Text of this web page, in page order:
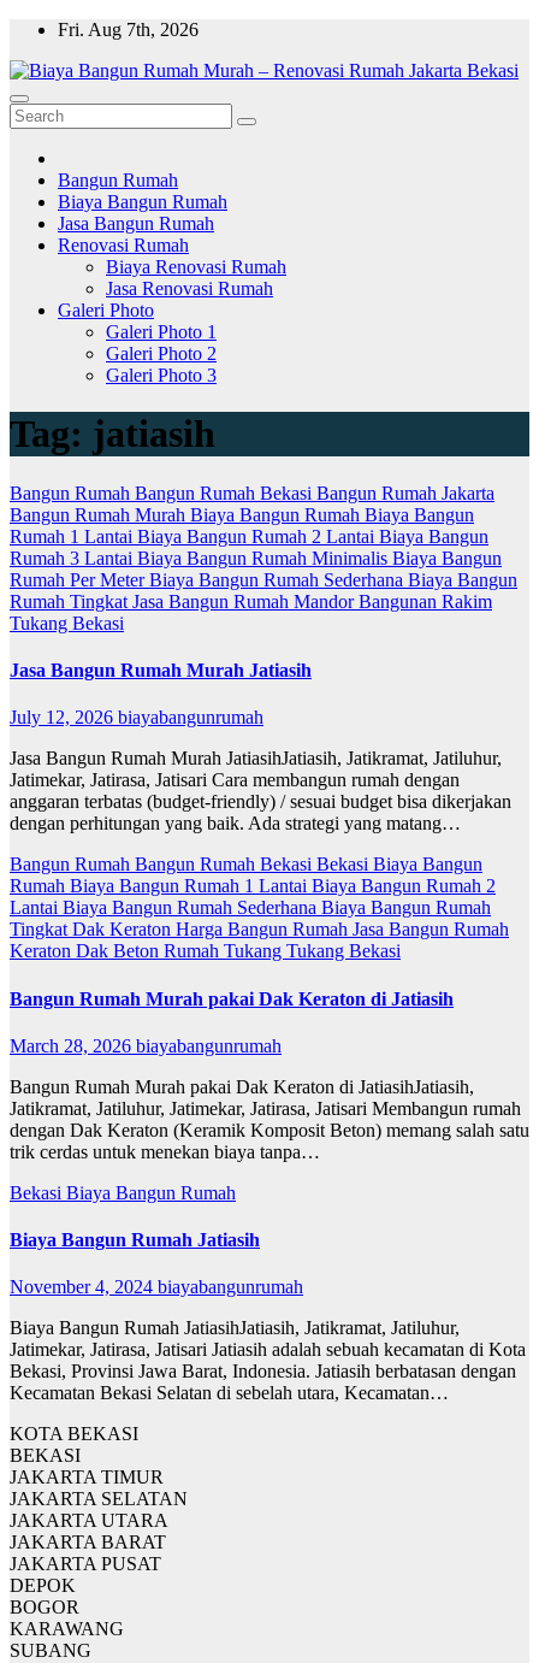
Skip
content
Fri. Aug 7th, 2026
Bangun Rumah
Biaya Bangun Rumah
Jasa Bangun Rumah
Renovasi Rumah
Biaya Renovasi Rumah
Jasa Renovasi Rumah
Galeri Photo
Galeri Photo 1
Galeri Photo 2
Galeri Photo 3
Tag: jatiasih
Bangun Rumah Bangun Rumah Bekasi Bangun Rumah Jakarta
Bangun Rumah Murah Biaya Bangun Rumah Biaya Bangun
Rumah 1 Lantai Biaya Bangun Rumah 2 Lantai Biaya Bangun
Rumah 3 Lantai Biaya Bangun Rumah Minimalis Biaya Bangun
Rumah Per MeterBiaya Bangun Rumah Sederhana Biaya Bangun
Rumah Tingkat Jasa Bangun Rumah Mandor Bangunan Rakim
Tukang Bekasi
Jasa Bangun Rumah Murah Jatiasih
July 12, 2026 biayabangunrumah
Jasa Bangun Rumah Murah JatiasihJatiasih, Jatikramat, Jatiluhur,
Jatimekar, Jatirasa, Jatisari Cara membangun rumah dengan
anggaran terbatas (budget-friendly) / sesuai budget bisa dikerjakan
dengan perhitungan yang baik. Ada strategi yang matang…
Bangun Rumah Bangun Rumah Bekasi Bekasi Biaya Bangun
Rumah Biaya Bangun Rumah 1 Lantai Biaya Bangun Rumah 2
Lantai Biaya Bangun Rumah Sederhana Biaya Bangun Rumah
TingkatDak Keraton Harga Bangun Rumah Jasa Bangun Rumah
Keraton Dak Beton Rumah Tukang Tukang Bekasi
Bangun Rumah Murah pakai Dak Keraton di Jatiasih
March 28, 2026 biayabangunrumah
Bangun Rumah Murah pakai Dak Keraton di JatiasihJatiasih,
Jatikramat, Jatiluhur, Jatimekar, Jatirasa, Jatisari Membangun rumah
dengan Dak Keraton (Keramik Komposit Beton) memang salah satu
trik cerdas untuk menekan biaya tanpa…
Bekasi Biaya Bangun Rumah
Biaya Bangun Rumah Jatiasih
November 4, 2024 biayabangunrumah
Biaya Bangun Rumah JatiasihJatiasih, Jatikramat, Jatiluhur,
Jatimekar, Jatirasa, Jatisari Jatiasih adalah sebuah kecamatan di Kota
Bekasi, Provinsi Jawa Barat, Indonesia. Jatiasih berbatasan dengan
Kecamatan Bekasi Selatan di sebelah utara, Kecamatan…
KOTA BEKASI
BEKASI
JAKARTA TIMUR
JAKARTA SELATAN
JAKARTA UTARA
JAKARTA BARAT
JAKARTA PUSAT
DEPOK
BOGOR
KARAWANG
SUBANG